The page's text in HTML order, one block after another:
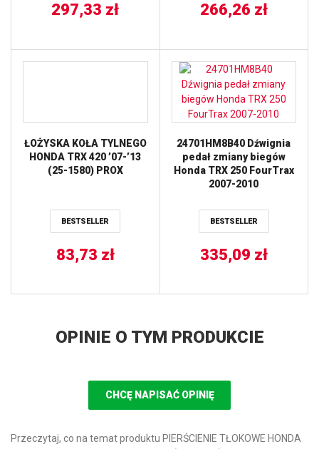
297,33 zł 266,26 zł
ŁOŻYSKA KOŁA TYLNEGO
HONDA TRX 420 ’07-’13
(25-1580) PROX
BESTSELLER
83,73 zł
24701HM8B40 Dźwignia
pedał zmiany biegów
Honda TRX 250 FourTrax
2007-2010
BESTSELLER
335,09 zł
OPINIE O TYM PRODUKCIE
CHCĘ NAPISAĆ OPINIĘ
Przeczytaj, co na temat produktu PIERŚCIENIE TŁOKOWE HONDA